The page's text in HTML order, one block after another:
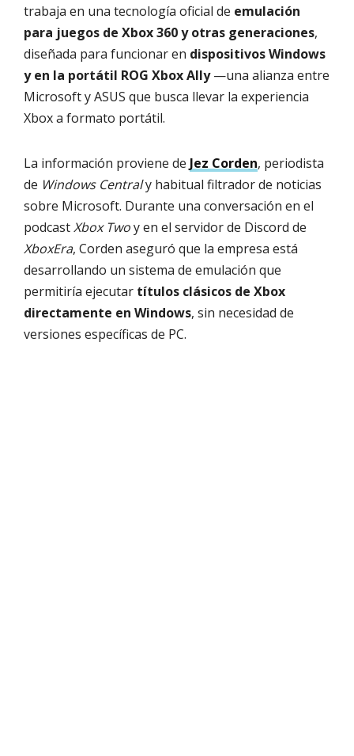
trabaja en una tecnología oficial de emulación
para juegos de Xbox 360 y otras generaciones,
diseñada para funcionar en dispositivos Windows
y en la portátil ROG Xbox Ally—una alianza entre
Microsoft y ASUS que busca llevar la experiencia
Xbox a formato portátil.
La información proviene de Jez Corden, periodista
de Windows Centraly habitual filtrador de noticias
sobre Microsoft. Durante una conversación en el
podcastXbox Twoy en el servidor de Discord de
XboxEra, Corden aseguró que la empresa está
desarrollando un sistema de emulación que
permitiría ejecutar títulos clásicos de Xbox
directamente en Windows, sin necesidad de
versiones específicas de PC.